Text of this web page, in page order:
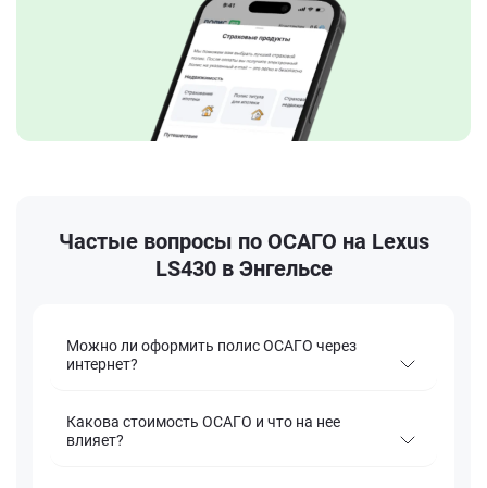
Частые вопросы по ОСАГО на Lexus
LS430 в Энгельсе
Можно ли оформить полис ОСАГО через
интернет?
Какова стоимость ОСАГО и что на нее
влияет?